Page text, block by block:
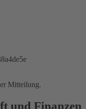
Mitteilung.
und Finanzen